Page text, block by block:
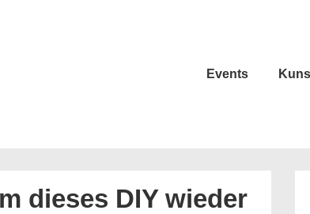
Events
dieses DIY wieder